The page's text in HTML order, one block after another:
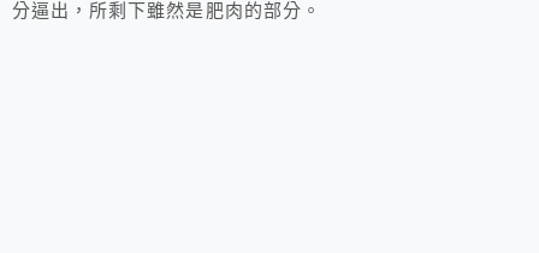
分逼出，所剩下雖然是肥肉的部分。